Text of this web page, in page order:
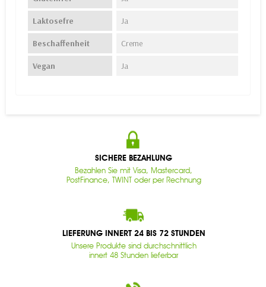
Laktosefre Ja
Beschaffenheit Creme
Vegan Ja
SICHERE BEZAHLUNG
Bezahlen Sie mit Visa, Mastercard,
PostFinance, TWINT oder per Rechnung
LIEFERUNG INNERT 24 BIS 72 STUNDEN
Unsere Produkte sind durchschnittlich
innert 48 Stunden lieferbar